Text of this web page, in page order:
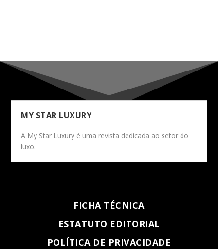
MY STAR LUXURY
A My Star Luxury é uma revista dedicada ao setor do
luxo.
FICHA TÉCNICA
ESTATUTO EDITORIAL
POLÍTICA DE PRIVACIDADE